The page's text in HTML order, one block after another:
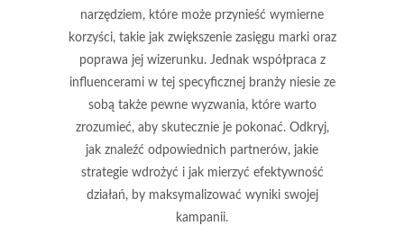
narzędziem, które może przynieść wymierne
korzyści, takie jak zwiększenie zasięgu marki oraz
poprawa jej wizerunku. Jednak współpraca z
influencerami w tej specyficznej branży niesie ze
sobą także pewne wyzwania, które warto
zrozumieć, aby skutecznie je pokonać. Odkryj,
jak znaleźć odpowiednich partnerów, jakie
strategie wdrożyć i jak mierzyć efektywność
działań, by maksymalizować wyniki swojej
kampanii.